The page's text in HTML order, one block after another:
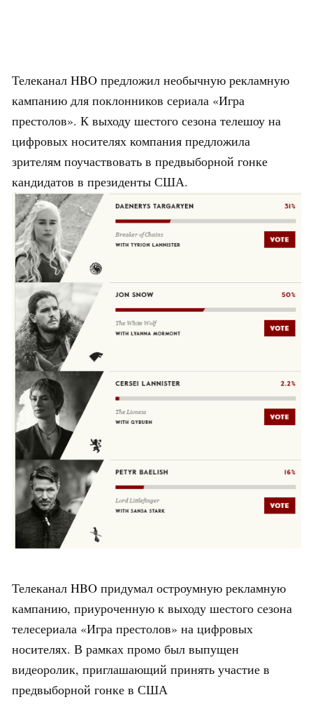
Телеканал HBO предложил необычную рекламную
кампанию для поклонников сериала «Игра
престолов». К выходу шестого сезона телешоу на
цифровых носителях компания предложила
зрителям поучаствовать в предвыборной гонке
кандидатов в президенты США.
Телеканал HBO придумал остроумную рекламную
кампанию, приуроченную к выходу шестого сезона
телесериала «Игра престолов» на цифровых
носителях. В рамках промо был выпущен
видеоролик, приглашающий принять участие в
предвыборной гонке в США